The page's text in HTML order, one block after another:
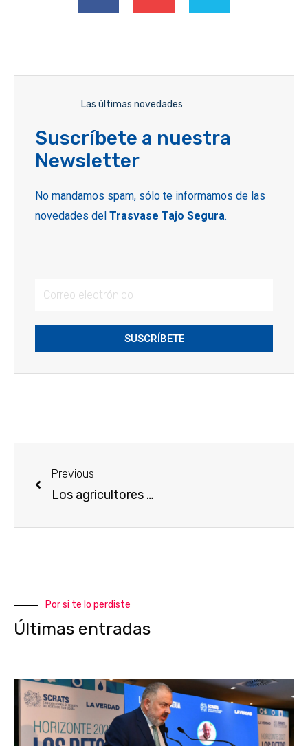
Las últimas novedades
Suscríbete a nuestra
Newsletter
No mandamos spam, sólo te informamos de las
novedades del Trasvase Tajo Segura.
SUSCRÍBETE
Previous
Los agricultores del Levante se alzan contra Ribera: irán a lo tribunales si no cambia el plan hidrológico del Tajo
Por si te lo perdiste
Últimas entradas